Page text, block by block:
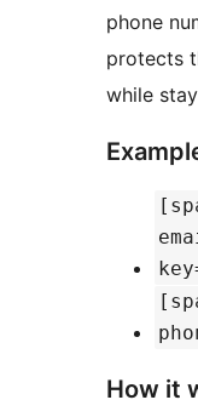
phone
protects
while
How it